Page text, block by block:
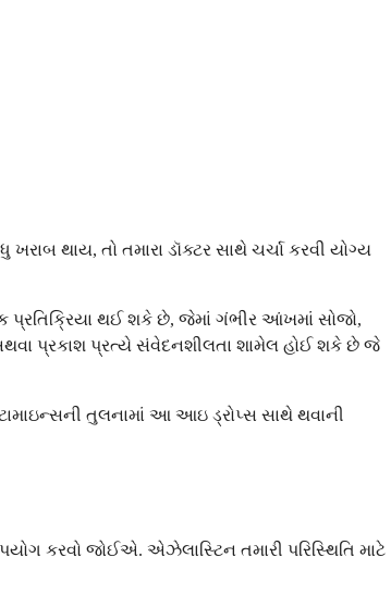
થાય, તો તમારા ડૉક્ટર સાથે ચર્ચા કરવી યોગ્ય
થઈ શકે છે, જેમાં ગંભીર આંખમાં સોજો,
પ્રકાશ પ્રત્યે સંવેદનશીલતા શામેલ હોઈ શકે છે જે
તુલનામાં આ આઇ ડ્રોપ્સ સાથે થવાની
કરવો જોઈએ. એઝેલાસ્ટિન તમારી પરિસ્થિતિ માટે